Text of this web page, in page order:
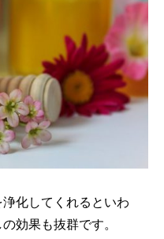
化してくれるといわ
効果も抜群です。